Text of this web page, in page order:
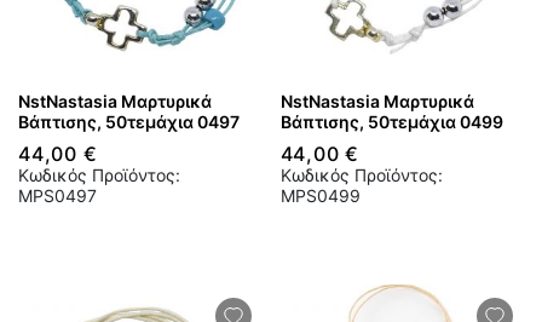
NstNastasia Μαρτυρικά
Βάπτισης, 50τεμάχια 0497
44,00 €
Κωδικός Προϊόντος:
MPS0497
NstNastasia Μαρτυρικά
Βάπτισης, 50τεμάχια 0499
44,00 €
Κωδικός Προϊόντος:
MPS0499